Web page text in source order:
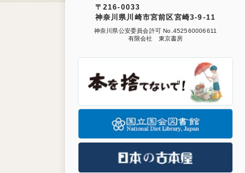
〒216-0033
神奈川県川崎市宮前区宮崎3-9-11
神奈川県公安委員会許可 No.452560006611
有限会社 東京書房